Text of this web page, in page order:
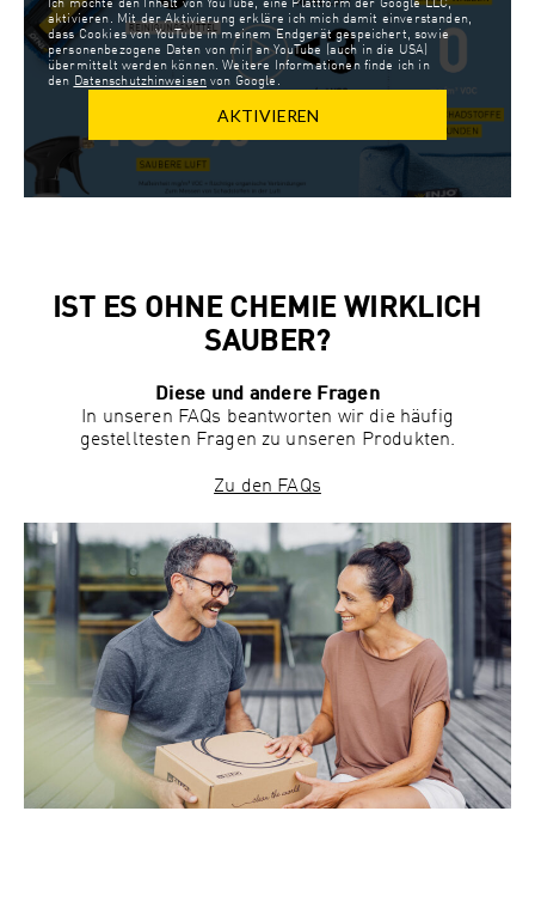
Ich möchte den Inhalt von YouTube, eine Plattform der Google LLC,
aktivieren. Mit der Aktivierung erkläre ich mich damit einverstanden,
dass Cookies von YouTube in meinem Endgerät gespeichert, sowie
personenbezogene Daten von mir an YouTube (auch in die USA)
übermittelt werden können. Weitere Informationen finde ich in
den Datenschutzhinweisenvon Google.
AKTIVIEREN
IST ES OHNE CHEMIE WIRKLICH
SAUBER?
Diese und andere Fragen
In unseren FAQs beantworten wir die häufig
gestelltesten Fragen zu unseren Produkten.
Zu den FAQs